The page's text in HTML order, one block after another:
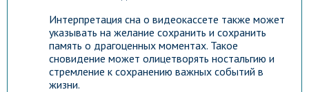
Интерпретация сна о видеокассете также может
указывать на желание сохранить и сохранить
память о драгоценных моментах. Такое
сновидение может олицетворять ностальгию и
стремление к сохранению важных событий в
жизни.